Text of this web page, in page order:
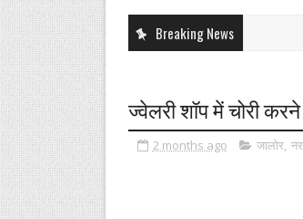
Breaking News
ज्वेलरी शॉप में चोरी
2 months ago जालोर,